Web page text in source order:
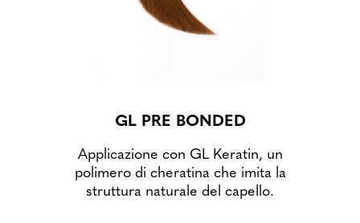
GL PRE BONDED
Applicazione con GL Keratin, un
polimero di cheratina che imita la
struttura naturale del capello.